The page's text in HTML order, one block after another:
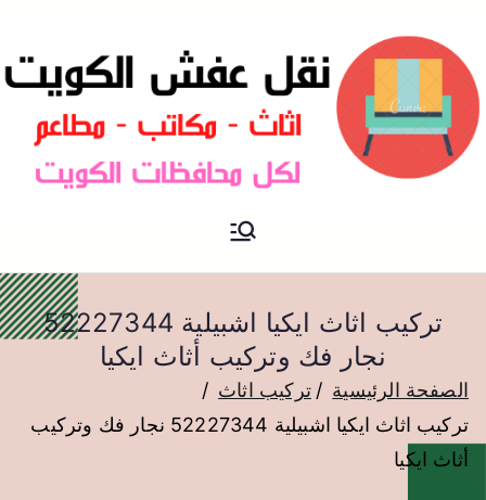
نقل عفش الكويت
تركيب اثاث ايكيا اشبيلية 52227344
نجار فك وتركيب أثاث ايكيا
الصفحة الرئيسية
تركيب اثاث
تركيب اثاث ايكيا اشبيلية 52227344 نجار فك وتركيب
أثاث ايكيا